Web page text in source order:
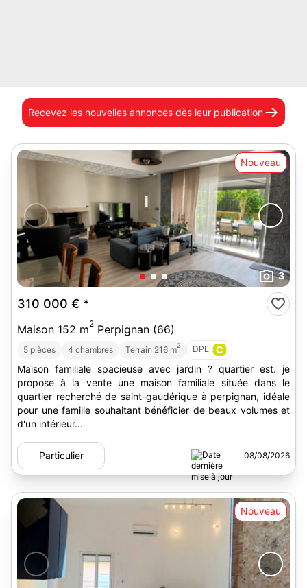
Recevez les nouvelles annonces dès leur publication
Nouveau
3
310 000 € *
Maison 152 m2 Perpignan (66)
5 pièces 4 chambres Terrain 216 m2 DPE : C
Maison familiale spacieuse avec jardin ? quartier est. je
propose à la vente une maison familiale située dans le
quartier recherché de saint-gaudérique à perpignan, idéale
pour une famille souhaitant bénéficier de beaux volumes et
d'un intérieur...
Particulier 08/08/2026
Nouveau